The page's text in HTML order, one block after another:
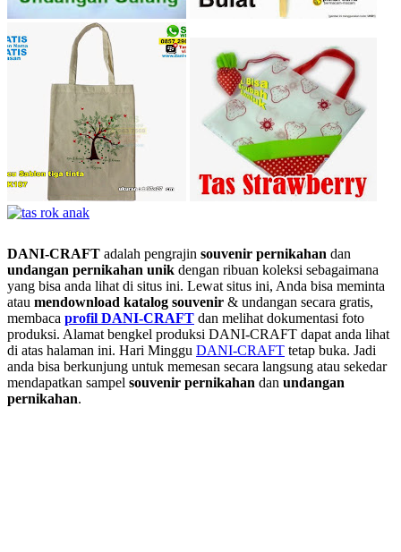
DANI-CRAFT adalah pengrajin souvenir pernikahan dan
undangan pernikahan unik dengan ribuan koleksi sebagaimana
yang bisa anda lihat di situs ini. Lewat situs ini, Anda bisa meminta
atau mendownload katalog souvenir & undangan secara gratis,
membaca profil DANI-CRAFT dan melihat dokumentasi foto
produksi. Alamat bengkel produksi DANI-CRAFT dapat anda lihat
di atas halaman ini. Hari Minggu DANI-CRAFT tetap buka. Jadi
anda bisa berkunjung untuk memesan secara langsung atau sekedar
mendapatkan sampel souvenir pernikahan dan undangan
pernikahan.